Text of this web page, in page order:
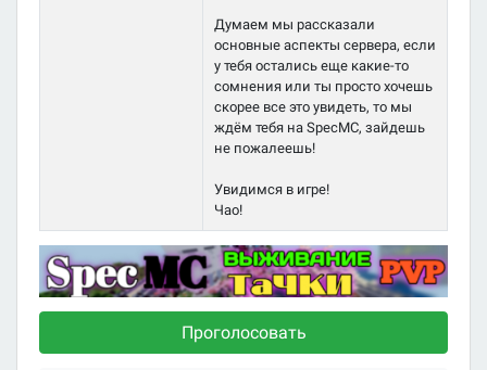
Думаем мы рассказали
основные аспекты сервера, если
у тебя остались еще какие-то
сомнения или ты просто хочешь
скорее все это увидеть, то мы
ждём тебя на SpecMC, зайдешь
не пожалеешь!
Увидимся в игре!
Чао!
Проголосовать